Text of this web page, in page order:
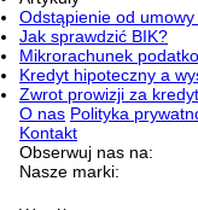
Odstąpienie od
Jak sprawdzić BIK?
Mikrorachunek
Kredyt hipoteczny a
Zwrot prowizji za kredyt
O nas Polityka
Kontakt
Obserwuj nas na:
Nasze marki: